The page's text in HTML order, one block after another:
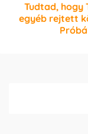
Tudtad, hogy
egyéb rejtett